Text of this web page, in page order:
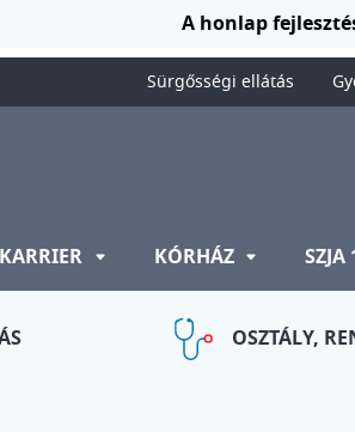
A honlap
Sürgősségi ellátás
KARRIER KÓRHÁZ SZJA
OSZTÁLY,